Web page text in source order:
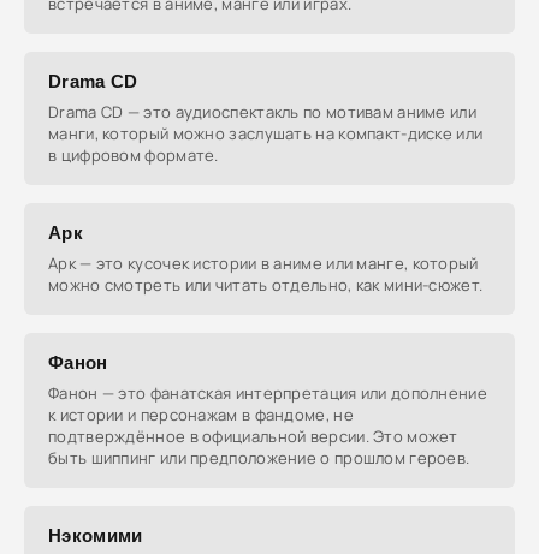
Drama CD
Drama CD — это аудиоспектакль по мотивам аниме или
манги, который можно заслушать на компакт-диске или
в цифровом формате.
Арк
Арк — это кусочек истории в аниме или манге, который
можно смотреть или читать отдельно, как мини-сюжет.
Фанон
Фанон — это фанатская интерпретация или дополнение
к истории и персонажам в фандоме, не
подтверждённое в официальной версии. Это может
быть шиппинг или предположение о прошлом героев.
Нэкомими